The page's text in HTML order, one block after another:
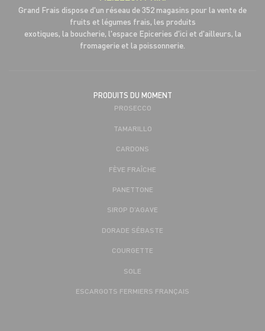
Grand Frais dispose d'un réseau de 352 magasins pour la vente de
fruits et légumes frais, les produits
exotiques, la boucherie, l'espace Epiceries d'ici et d'ailleurs, la
fromagerie et la poissonnerie.
PRODUITS DU MOMENT
PROSECCO
TAMARILLO
CARDONS
FÈVE FRAÎCHE
PANETTONE
SIROP D’AGAVE
DORADE SÉBASTE
COURGETTE
SOLE
ESCARGOTS FERMIERS FRANÇAIS